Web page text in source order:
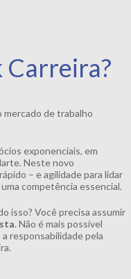
Carreira?
mercado de trabalho
exponenciais, em
Neste novo
– e agilidade para lidar
competência essencial.
isso? Você precisa assumir
. Não é mais possível
responsabilidade pela